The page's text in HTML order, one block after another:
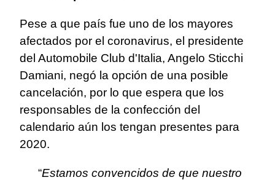
Pese a que país fue uno de los mayores
afectados por el coronavirus, el presidente
del Automobile Club d'Italia, Angelo Sticchi
Damiani, negó la opción de una posible
cancelación, por lo que espera que los
responsables de la confección del
calendario aún los tengan presentes para
2020.
“Estamos convencidos de que nuestro